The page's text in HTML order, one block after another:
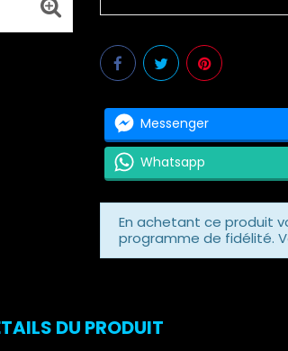
Messenger
Whatsapp
En achetant ce produit
programme de fidélité.
DU PRODUIT